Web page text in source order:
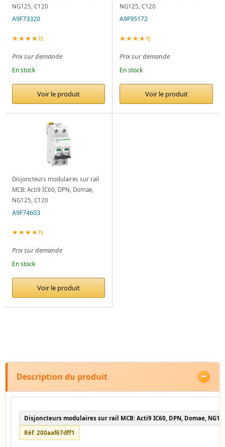
NG125, C120
A9F73320
★★★★½
Prix sur demande
En stock
Voir le produit
NG125, C120
A9F95172
★★★★½
Prix sur demande
En stock
Voir le produit
Disjoncteurs modulaires sur rail
MCB: Acti9 IC60, DPN, Domae,
NG125, C120
A9F74603
★★★★½
Prix sur demande
En stock
Voir le produit
Description du produit
Disjoncteurs modulaires sur rail MCB: Acti9 IC60, DPN, Domae,
Réf. 200aaf67dff1